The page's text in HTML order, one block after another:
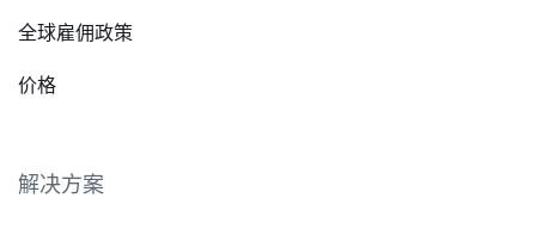
全球雇佣政策
价格
解决方案